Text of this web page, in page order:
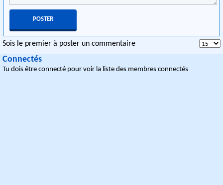
Sois le premier à poster un commentaire
Connectés
Tu dois être connecté pour voir la liste des membres connectés